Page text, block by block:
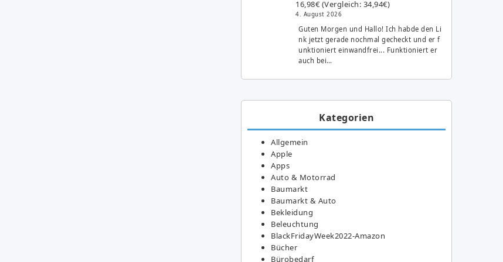
16,98€ (Vergleich: 34,94€)
4. August 2026
Guten Morgen und Hallo! Ich habde den Li
nk jetzt gerade nochmal gecheckt und er f
unktioniert einwandfrei... Funktioniert er
auch bei…
Kategorien
Allgemein
Apple
Apps
Auto & Motorrad
Baumarkt
Baumarkt & Auto
Bekleidung
Beleuchtung
BlackFridayWeek2022-Amazon
Bücher
Bürobedarf